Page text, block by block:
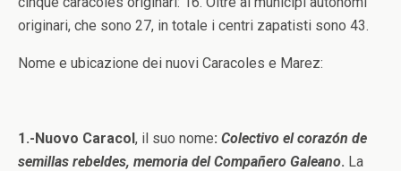
originari, che sono 27, in totale i centri zapatisti sono 43.
Nome e ubicazione dei nuovi Caracoles e Marez:
1.-Nuovo Caracol, il suo nome: Colectivo el corazón de
semillas rebeldes, memoria del Compañero Galeano. La